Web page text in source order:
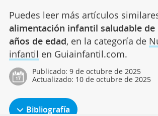
Puedes leer más artículos
alimentación infantil saludable de
años de edad, en la categoría de
infantil en Guiainfantil.com.
Publicado: 9 de octubre de 2025
Actualizado: 10 de octubre de 2025
Bibliografía